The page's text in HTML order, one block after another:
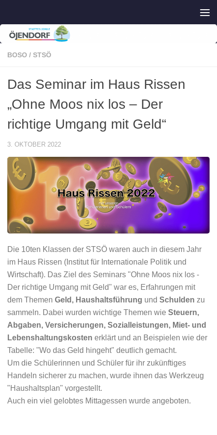
BOSO / STSÖ
Das Seminar im Haus Rissen
„Ohne Moos nix los – Der
richtige Umgang mit Geld“
3. OKTOBER 2022
Die 10ten Klassen der STSÖ waren auch in diesem Jahr
im Haus Rissen (Institut für Internationale Politik und
Wirtschaft). Das Ziel des Seminars "Ohne Moos nix los -
Der richtige Umgang mit Geld" war es, Erfahrungen mit
dem Themen Geld, Haushaltsführung und Schulden zu
sammeln. Dabei wurden wichtige Themen wie Steuern,
Abgaben, Versicherungen, Sozialleistungen, Miet- und
Lebenshaltungskosten erklärt und an Beispielen wie der
Tabelle: "Wo das Geld hingeht" deutlich gemacht.
Um die Schülerinnen und Schüler für ihr zukünftiges
Handeln sicherer zu machen, wurde ihnen das Werkzeug
"Haushaltsplan" vorgestellt.
Auch ein viel gelobtes Mittagessen wurde angeboten.